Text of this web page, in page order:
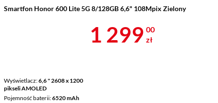
Smartfon Honor 600 Lite 5G 8/128GB 6,6" 108Mpix Zielony
Wyświetlacz 6,6 " 2608 x 1200
pikseli AMOLED
Pojemność baterii 6520 mAh
Cena 1 299 zł
1 299 00
zł